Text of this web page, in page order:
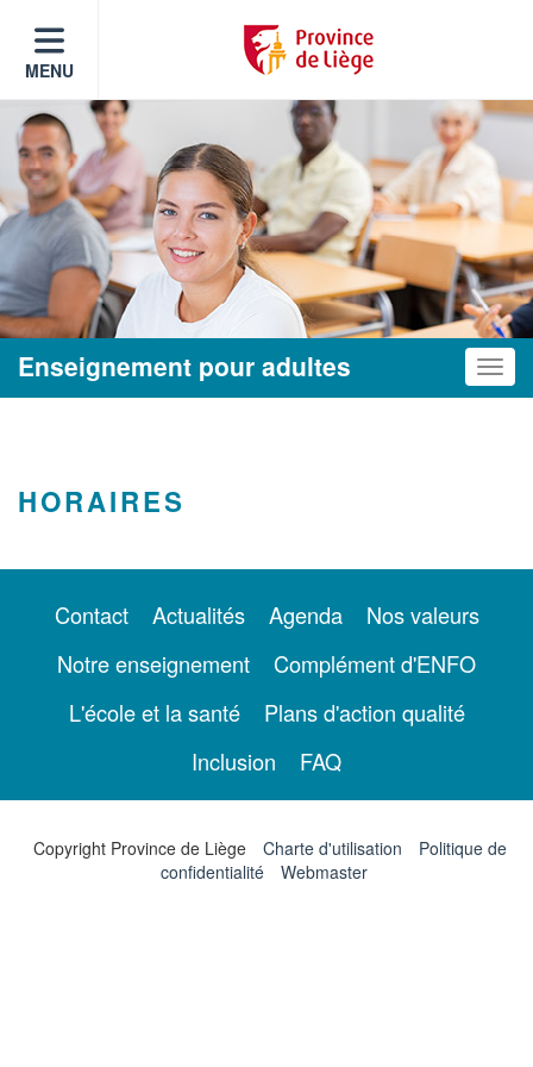
MENU
Enseignement pour adultes
HORAIRES
Contact Actualités Agenda
Nos valeurs
Notre enseignement
Complément d'ENFO
L'école et la santé
Plans d'action qualité
Inclusion
FAQ
Copyright Province de Liège Charte d'utilisation
Politique de
confidentialité
Webmaster